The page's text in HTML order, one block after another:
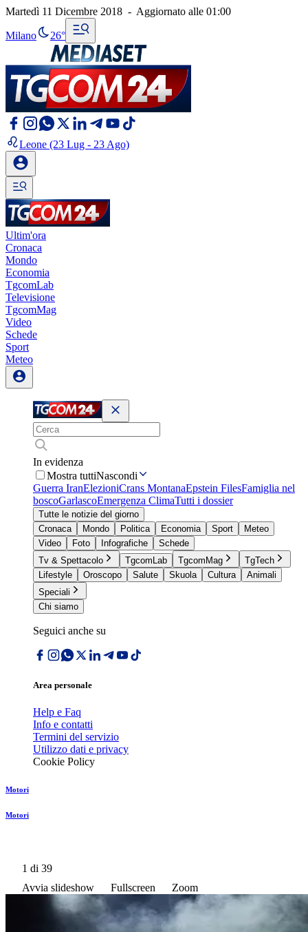
Martedì 11 Dicembre 2018 - Aggiornato alle 01:00
Milano 26°
Leone (23 Lug - 23 Ago)
Ultim'ora
Cronaca
Mondo
Economia
TgcomLab
Televisione
TgcomMag
Video
Schede
Sport
Meteo
In evidenza
Mostra tuttiNascondi
Guerra IranElezioniCrans MontanaEpstein FilesFamiglia nel
boscoGarlascoEmergenza ClimaTutti i dossier
Tutte le notizie del giorno
Cronaca
Mondo Politica Economia Sport
Meteo
Video
Foto Infografiche
Schede
Tv & Spettacolo
TgcomLab TgcomMag
TgTech
Lifestyle
Oroscopo Salute Skuola Cultura
Animali
Speciali
Chi siamo
Seguici anche su
Area personale
Help e Faq
Info e contatti
Termini del servizio
Utilizzo dati e privacy
Cookie Policy
Motori
Motori
1 di 39
Avvia slideshow
Fullscreen Zoom